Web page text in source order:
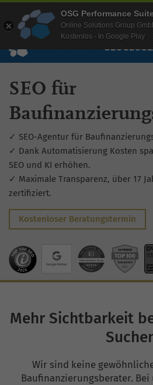
Wissen Free Checks Über
SEOGEO
SEO für
✓ SEO-Agentur für
✓ Dank Automatisierung Kosten
SEO und KI erhöhen.
✓ Maximale Transparenz, über 17
zertifiziert.
Kostenloser Beratungstermin
Mehr Sichtbarkeit
Wir sind keine
Baufinanzierungsberater.
OSG Performance Suite
Online Solutions Group
Kostenlos - In Google Play